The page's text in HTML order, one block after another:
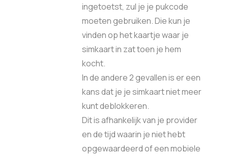
ingetoetst, zul je je pukcode
moeten gebruiken. Die kun je
vinden op het kaartje waar je
simkaart in zat toen je hem
kocht.
In de andere 2 gevallen is er een
kans dat je je simkaart niet meer
kunt deblokkeren.
Dit is afhankelijk van je provider
en de tijd waarin je niet hebt
opgewaardeerd of een mobiele